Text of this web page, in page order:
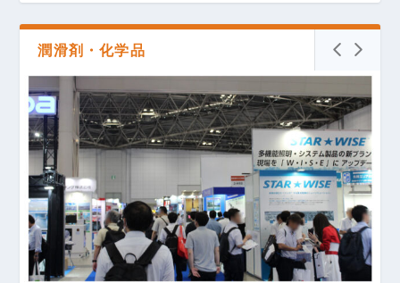
潤滑剤・化学品